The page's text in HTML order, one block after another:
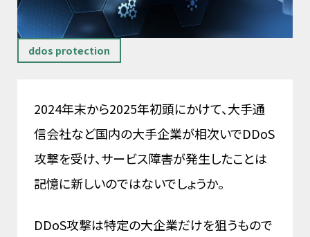
ddos protection
2024年末から2025年初頭にかけて、大手通
信会社など国内の大手企業が相次いでDDoS
攻撃を受け、サービス障害が発生したことは
記憶に新しいのではないでしょうか。
DDoS攻撃は特定の大企業だけを狙うもので